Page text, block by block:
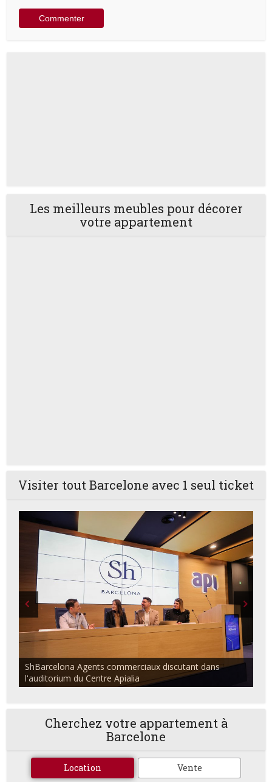
Les meilleurs meubles pour décorer
votre appartement
Visiter tout Barcelone avec 1 seul ticket
ShBarcelona Agents commerciaux discutant dans
l'auditorium du Centre Apialia
Cherchez votre appartement à
Barcelone
Location Vente